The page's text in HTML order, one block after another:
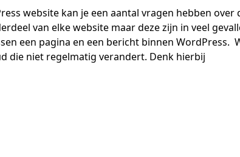
website kan je een aantal vragen hebben
van elke website maar deze zijn in veel
een pagina en een bericht binnen WordPress.
die niet regelmatig verandert. Denk hierbij